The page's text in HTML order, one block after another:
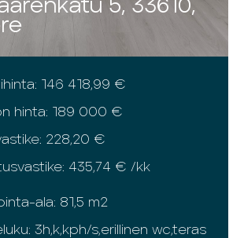
5, 33610,
146 418,99 €
hinta: 189 000 €
228,20 €
435,74 € /kk
ala: 81,5 m2
3h,k,kph/s,erillinen wc,teras